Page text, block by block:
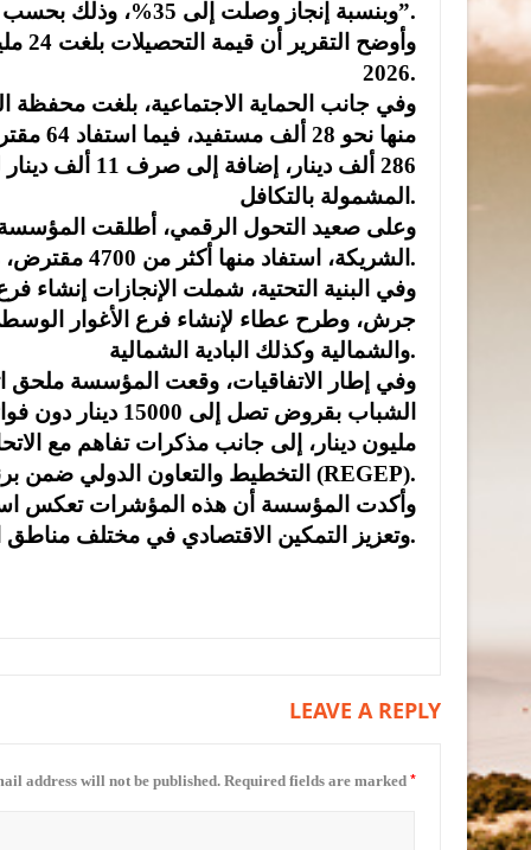
وبنسبة إنجاز وصلت إلى 35%، وذلك بحسب تقرير خاص حصلت عليه “المملكة”.
2026.
منها
المشمولة بالتكافل.
وعلى صعيد التحول الرقمي، أطلقت المؤسسة
الشريكة، استفاد منها أكثر من 4700 مقترض، مع استمرار العمل على استكمال باقي الخدمات الإلكترونية.
وفي البنية التحتية، شملت الإنجازات إنشاء
جرش، وطرح عطاء لإنشاء فرع الأغوار
والشمالية وكذلك البادية الشمالية.
وفي إطار الاتفاقيات، وقعت المؤسسة ملحق
الشباب بقروض
مليون دينار، إلى جانب مذكرات تفاهم مع
التخطيط والتعاون الدولي ضمن برنامج التمويل الريفي (REGEP).
وأكدت المؤسسة أن هذه المؤشرات تعكس
وتعزيز التمكين الاقتصادي في مختلف مناطق المملكة.
LEAVE A REPLY
address will not be published. Required fields are marked *